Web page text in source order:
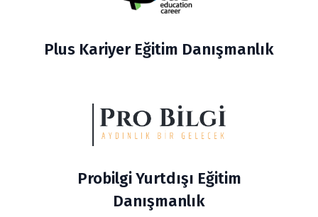
Plus Kariyer Eğitim Danışmanlık
Probilgi Yurtdışı Eğitim
Danışmanlık